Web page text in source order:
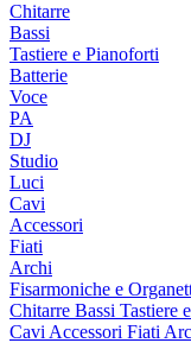
Chitarre
Bassi
Tastiere e Pianoforti
Batterie
Voce
PA
DJ
Studio
Luci
Cavi
Accessori
Fiati
Archi
Fisarmoniche e
Chitarre Bassi Tastiere
Cavi Accessori Fiati